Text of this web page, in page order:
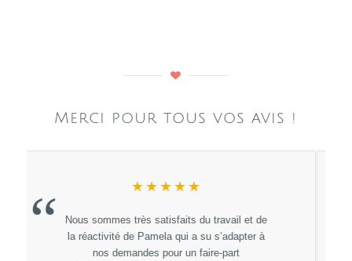
Merci pour tous vos avis !
★★★★★
“
Un énorme Merci à Pamela Gonzales pour
sont professionnalisme, sa rapidité à répondre
et sont magnifique travail :)